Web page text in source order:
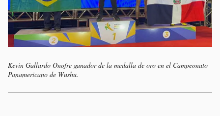
Kevin Gallardo Onofre ganador de la medalla de oro en el Campeonato
Panamericano de Wushu.